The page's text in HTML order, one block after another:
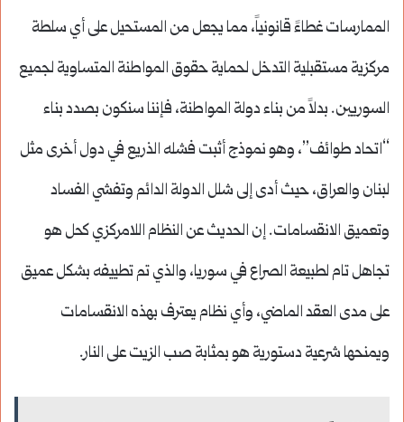
الممارسات غطاءً قانونياً، مما يجعل من المستحيل على أي سلطة
مركزية مستقبلية التدخل لحماية حقوق المواطنة المتساوية لجميع
السوريين. بدلاً من بناء دولة المواطنة، فإننا سنكون بصدد بناء
“اتحاد طوائف”، وهو نموذج أثبت فشله الذريع في دول أخرى مثل
لبنان والعراق، حيث أدى إلى شلل الدولة الدائم وتفشي الفساد
وتعميق الانقسامات. إن الحديث عن النظام اللامركزي كحل هو
تجاهل تام لطبيعة الصراع في سوريا، والذي تم تطييفه بشكل عميق
على مدى العقد الماضي، وأي نظام يعترف بهذه الانقسامات
ويمنحها شرعية دستورية هو بمثابة صب الزيت على النار.